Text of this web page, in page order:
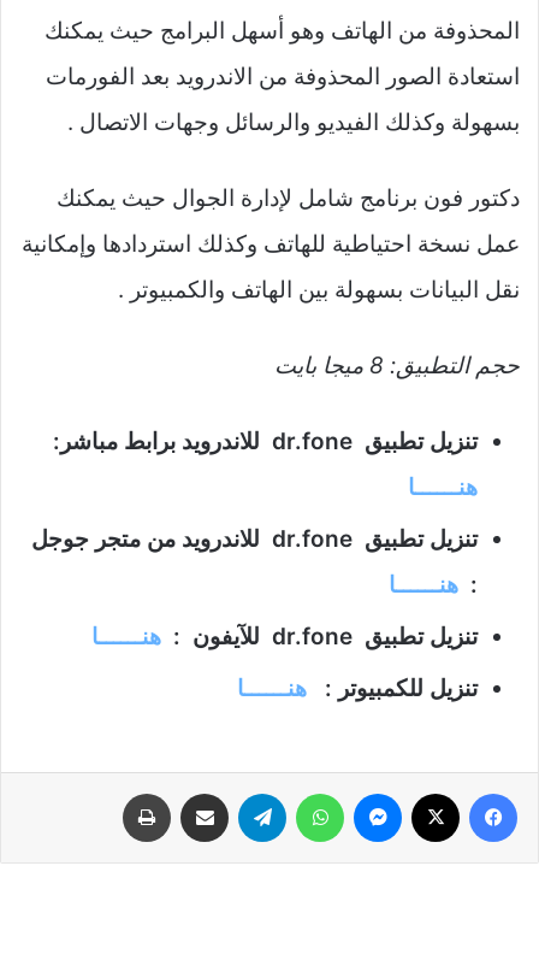
المحذوفة من الهاتف وهو أسهل البرامج حيث يمكنك
استعادة الصور المحذوفة من الاندرويد بعد الفورمات
بسهولة وكذلك الفيديو والرسائل وجهات الاتصال .
دكتور فون برنامج شامل لإدارة الجوال حيث يمكنك
عمل نسخة احتياطية للهاتف وكذلك استردادها وإمكانية
نقل البيانات بسهولة بين الهاتف والكمبيوتر .
حجم التطبيق: 8 ميجا بايت
تنزيل تطبيق dr.fone للاندرويد برابط مباشر:
هنــــــا
تنزيل تطبيق dr.fone للاندرويد من متجر جوجل
: هنــــــا
تنزيل تطبيق dr.fone للآيفون :
هنــــــا
تنزيل للكمبيوتر : هنــــــا
فيسبوك ماسنجر واتساب تيلقرام مشاركة عبر البريد